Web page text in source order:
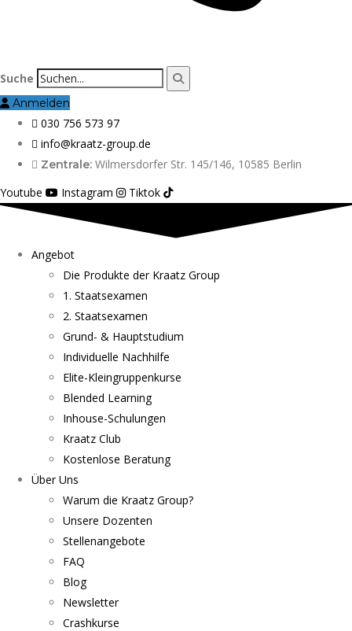
Suche
Anmelden
030 756 573 97
info@kraatz-group.de
Zentrale: Wilmersdorfer Str. 145/146, 10585 Berlin
Youtube
Instagram Tiktok
Angebot
Die Produkte der Kraatz Group
1. Staatsexamen
2. Staatsexamen
Grund- & Hauptstudium
Individuelle Nachhilfe
Elite-Kleingruppenkurse
Blended Learning
Inhouse-Schulungen
Kraatz Club
Kostenlose Beratung
Über Uns
Warum die Kraatz Group?
Unsere Dozenten
Stellenangebote
FAQ
Blog
Newsletter
Crashkurse